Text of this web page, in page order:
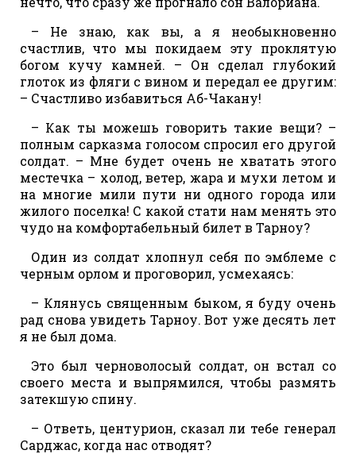
– Не знаю, как вы, а я необыкновенно
счастлив, что мы покидаем эту проклятую
богом кучу камней. – Он сделал глубокий
глоток из фляги с вином и передал ее другим:
– Счастливо избавиться Аб-Чакану!
– Как ты можешь говорить такие вещи? –
полным сарказма голосом спросил его другой
солдат. – Мне будет очень не хватать этого
местечка – холод, ветер, жара и мухи летом и
на многие мили пути ни одного города или
жилого поселка! С какой стати нам менять это
чудо на комфортабельный билет в Тарноу?
Один из солдат хлопнул себя по эмблеме с
черным орлом и проговорил, усмехаясь:
– Клянусь священным быком, я буду очень
рад снова увидеть Тарноу. Вот уже десять лет
я не был дома.
Это был черноволосый солдат, он встал со
своего места и выпрямился, чтобы размять
затекшую спину.
– Ответь, центурион, сказал ли тебе генерал
Сарджас, когда нас отводят?